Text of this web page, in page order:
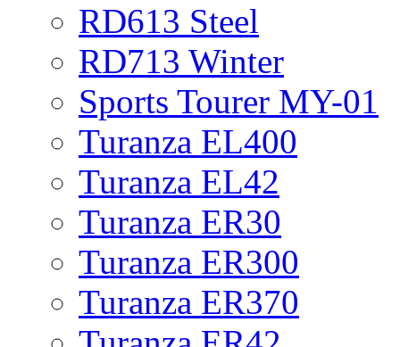
RD613 Steel
RD713 Winter
Sports Tourer MY-01
Turanza EL400
Turanza EL42
Turanza ER30
Turanza ER300
Turanza ER370